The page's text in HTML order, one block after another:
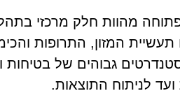
מהוות חלק מרכזי
המזון, התרופות
גבוהים של
לניתוח התוצאות.